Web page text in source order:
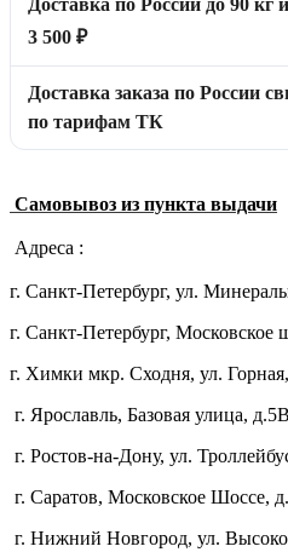
3 500 ₽
Доставка заказа по России
по тарифам ТК
Самовывоз из пункта выдачи
Адреса :
г. Санкт-Петербург, ул.
г. Санкт-Петербург, Московское
г. Химки мкр. Сходня, ул.
г. Ярославль, Базовая улица,
г. Ростов-на-Дону, ул.
г. Саратов, Московское Шоссе,
г. Нижний Новгород, ул.